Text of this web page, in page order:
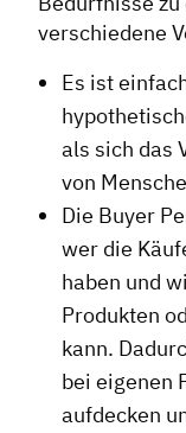
verschiedene
Es ist
als sich das
von
Die Buyer
wer die
haben und
Produkten
kann.
bei eigenen
aufdecken